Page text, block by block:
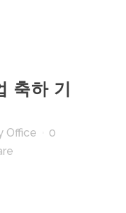
축하 기
Office
0